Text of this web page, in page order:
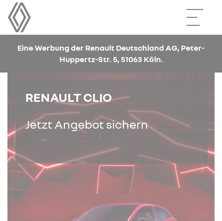
Eine Werbung der Renault Deutschland AG, Peter-
Huppertz-Str. 5, 51063 Köln.
RENAULT CLIO
Jetzt Angebot sichern